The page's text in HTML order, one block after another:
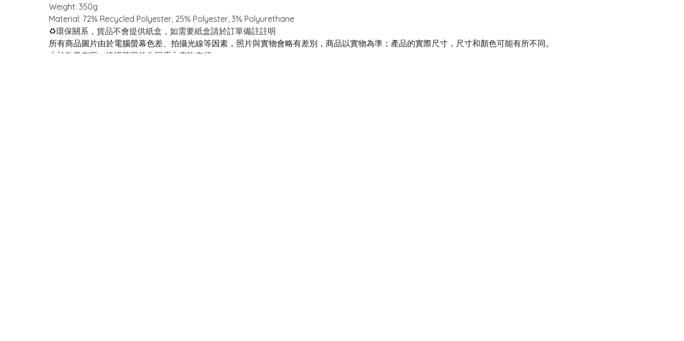
Weight: 350g
Material: 72% Recycled Polyester, 25% Polyester, 3% Polyurethane
♻️環保關系，貨品不會提供紙盒，如需要紙盒請於訂單備註註明
所有商品圖片由於電腦螢幕色差、拍攝光線等因素，照片與實物會略有差別，商品以實物為準；產品的實際尺寸，尺寸和顏色可能有所不同。
由於數量有限，建議落單前先同店主查詢存貨